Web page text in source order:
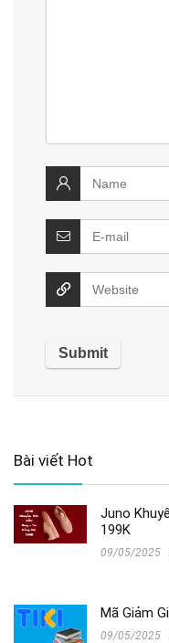
Bài viết Hot
Juno
199K
09/05/2025
Mã Giảm
09/05/2025